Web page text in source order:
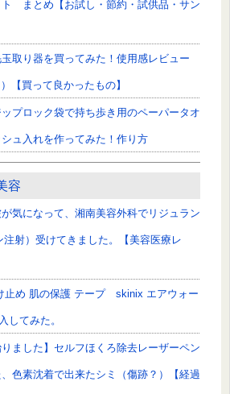
ト まとめ【お試し・節約・試供品・サン
取り器を買ってみた！使用感レビュー
）【買って良かったもの】
ップロック袋で持ち歩き用のペーパータオ
ュ入れを作ってみた！作り方
容
気になって、湘南美容外科でリジュラン
注射）受けてきました。【美容医療レ
止め 肌の保護 テープ skinix エアウォー
してみた。
りました】セルフほくろ除去レーザーペン
色素沈着で出来たシミ（傷跡？）【経過